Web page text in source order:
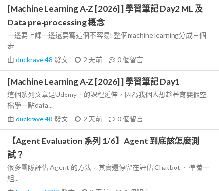
[Machine Learning A-Z [2026] ] 學習筆記 Day2 ML 及
Data pre-processing 概念
一邊要上課一邊還要寫這個不容易! 整個machine learning分成三個
步...
由 duckravel48 發文 2 天前 0個留言
[Machine Learning A-Z [2026] ] 學習筆記 Day1
這個系列文章是Udemy上的課程延伸，因為我個人想趁著育嬰假空
檔學一點data...
由 duckravel48 發文 2 天前 0個留言
【Agent Evaluation 系列 1/6】Agent 到底該怎麼測
試？
很多團隊評估 Agent 的方法，其實還停留在評估 Chatbot。 準備一
組...